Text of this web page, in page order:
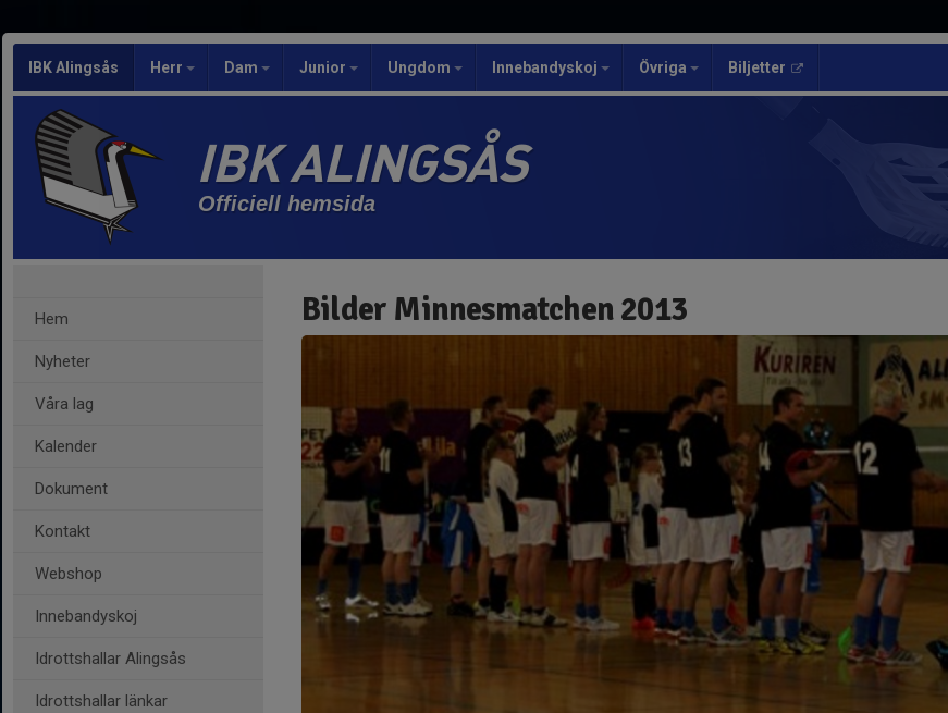
IBK Alingsås Herr Dam Junior Ungdom Innebandyskoj Övriga Biljetter
IBK ALINGSÅS
Officiell hemsida
Hem
Nyheter
Våra lag
Kalender
Dokument
Kontakt
Webshop
Innebandyskoj
Idrottshallar Alingsås
Idrottshallar länkar
Bilder Minnesmatchen 2013